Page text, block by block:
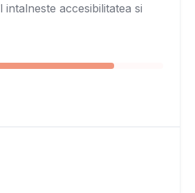
accesibilitatea si